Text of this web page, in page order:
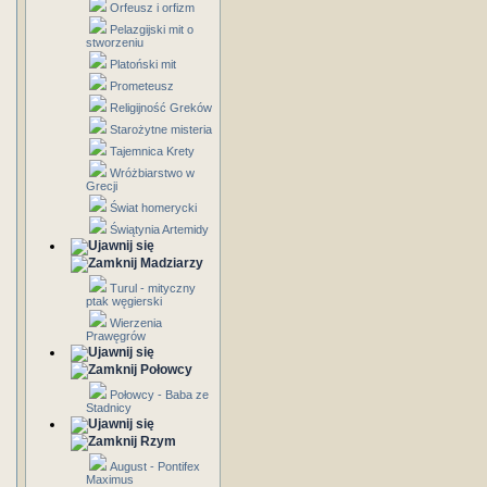
Orfeusz i orfizm
Pelazgijski mit o
stworzeniu
Platoński mit
Prometeusz
Religijność Greków
Starożytne misteria
Tajemnica Krety
Wróżbiarstwo w
Grecji
Świat homerycki
Świątynia Artemidy
Madziarzy
Turul - mityczny
ptak węgierski
Wierzenia
Prawęgrów
Połowcy
Połowcy - Baba ze
Stadnicy
Rzym
August - Pontifex
Maximus